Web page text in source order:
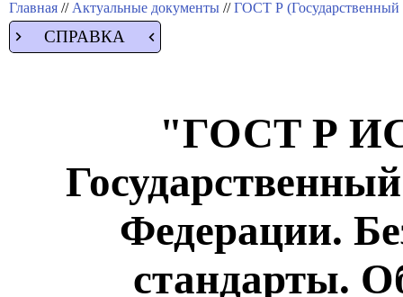
Главная // Актуальные документы //ГОСТ Р (Государственный
СПРАВКА
"ГОСТ Р
Федерации.
стандарты.